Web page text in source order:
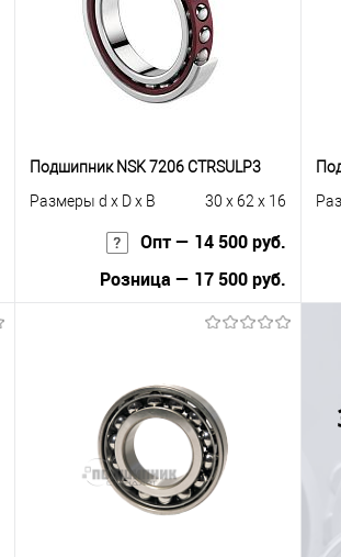
Подшипник NSK 7206 CTRSULP3
Размеры d x D x B
30 x 62 x 16
Опт — 14 500 руб.
Розница — 17 500 руб.
Купить в 1 клик
К сравнению
В избранное
Под заказ